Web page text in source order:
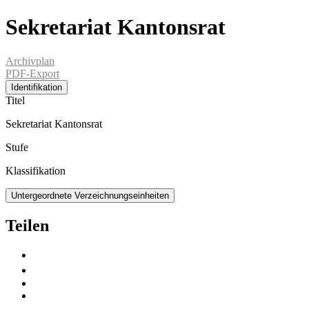
Sekretariat Kantonsrat
Archivplan
PDF-Export
Identifikation
Titel
Sekretariat Kantonsrat
Stufe
Klassifikation
Untergeordnete Verzeichnungseinheiten
Teilen